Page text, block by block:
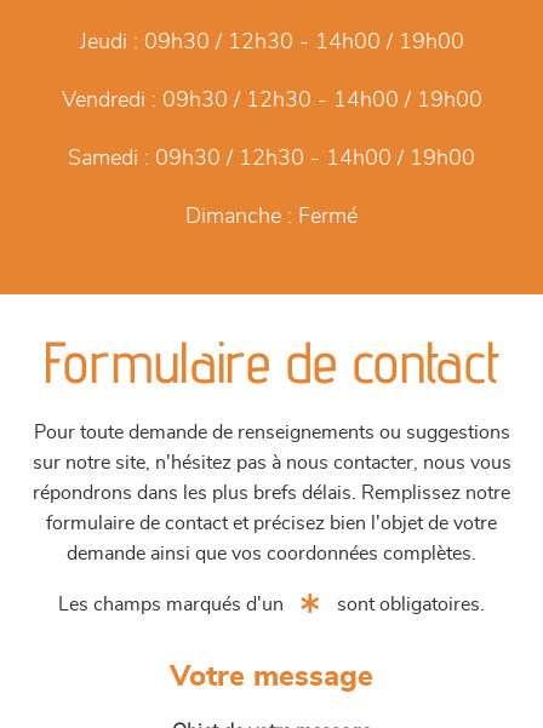
Jeudi : 09h30 / 12h30 - 14h00 / 19h00
Vendredi : 09h30 / 12h30 - 14h00 / 19h00
Samedi : 09h30 / 12h30 - 14h00 / 19h00
Dimanche : Fermé
Formulaire de contact
Pour toute demande de renseignements ou suggestions
sur notre site, n'hésitez pas à nous contacter, nous vous
répondrons dans les plus brefs délais. Remplissez notre
formulaire de contact et précisez bien l'objet de votre
demande ainsi que vos coordonnées complètes.
Les champs marqués d'un sont obligatoires.
Votre message